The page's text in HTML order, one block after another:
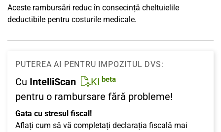
Aceste rambursări reduc în consecință cheltuielile
deductibile pentru costurile medicale.
PUTEREA AI PENTRU IMPOZITUL DVS:
Cu IntelliScan KI beta
pentru o rambursare fără probleme!
Gata cu stresul fiscal!
Aflați cum să vă completați declarația fiscală mai